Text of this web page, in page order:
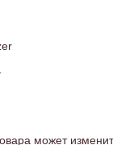
может